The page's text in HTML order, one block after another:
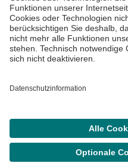
Impressum
©Asklepios Kliniken